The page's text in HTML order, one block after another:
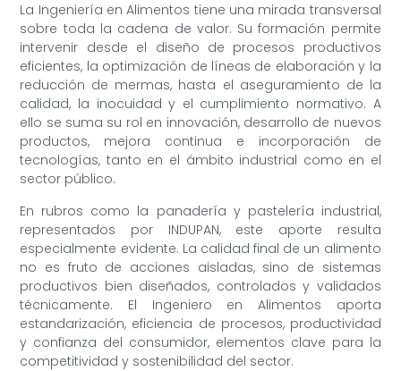
La Ingeniería en Alimentos tiene una mirada transversal
sobre toda la cadena de valor. Su formación permite
intervenir desde el diseño de procesos productivos
eficientes, la optimización de líneas de elaboración y la
reducción de mermas, hasta el aseguramiento de la
calidad, la inocuidad y el cumplimiento normativo. A
ello se suma su rol en innovación, desarrollo de nuevos
productos, mejora continua e incorporación de
tecnologías, tanto en el ámbito industrial como en el
sector público.
En rubros como la panadería y pastelería industrial,
representados por INDUPAN, este aporte resulta
especialmente evidente. La calidad final de un alimento
no es fruto de acciones aisladas, sino de sistemas
productivos bien diseñados, controlados y validados
técnicamente. El Ingeniero en Alimentos aporta
estandarización, eficiencia de procesos, productividad
y confianza del consumidor, elementos clave para la
competitividad y sostenibilidad del sector.